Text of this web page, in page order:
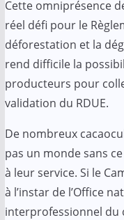
Cette omniprésence
réel défi pour le
déforestation et la
rend difficile la
producteurs pour
validation du RDUE.
De nombreux
pas un monde sans
à leur service. Si le
à l’instar de l’Office
interprofessionnel du